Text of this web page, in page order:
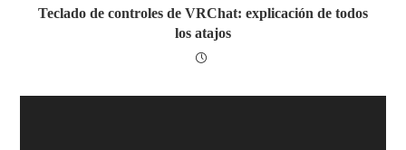
Teclado de controles de VRChat: explicación de todos
los atajos